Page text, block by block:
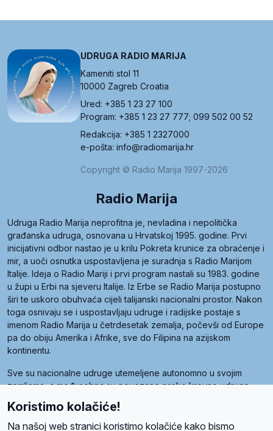
UDRUGA RADIO MARIJA
Kameniti stol 11
10000 Zagreb Croatia
Ured: +385 1 23 27 100
Program: +385 1 23 27 777; 099 502 00 52
Redakcija: +385 1 2327000
e-pošta: info@radiomarija.hr
Copyright © Radio Marija 1997-2026
Radio Marija
Udruga Radio Marija neprofitna je, nevladina i nepolitička
građanska udruga, osnovana u Hrvatskoj 1995. godine. Prvi
inicijativni odbor nastao je u krilu Pokreta krunice za obraćenje i
mir, a uoči osnutka uspostavljena je suradnja s Radio Marijom
Italije. Ideja o Radio Mariji i prvi program nastali su 1983. godine
u župi u Erbi na sjeveru Italije. Iz Erbe se Radio Marija postupno
širi te uskoro obuhvaća cijeli talijanski nacionalni prostor. Nakon
toga osnivaju se i uspostavljaju udruge i radijske postaje s
imenom Radio Marija u četrdesetak zemalja, počevši od Europe
pa do obiju Amerika i Afrike, sve do Filipina na azijskom
kontinentu.
Sve su nacionalne udruge utemeljene autonomno u svojim
zemljama, a međusobna su povezane preko krovne udruge
Radio Maria). Svjetsku obitelj utemeljilo je sedam članica, među
kojima je i hrvatska Udruga Radio Marija.
Koristimo kolačiće!
Na našoj web stranici koristimo kolačiće kako bismo